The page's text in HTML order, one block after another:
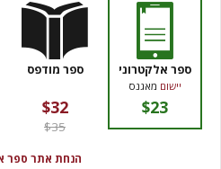
ספר אלקטרוני
יישום מאגנס
$23
ספר מודפס
$32
$35
הנחת אתר ספר